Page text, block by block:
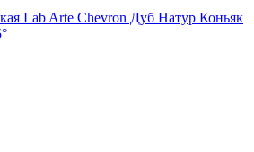
Lab Arte Chevron Дуб Натур Коньяк